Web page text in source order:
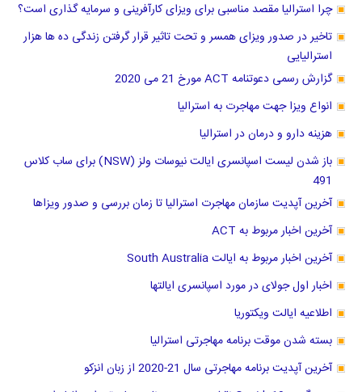
چرا استرالیا مقصد مناسبی برای ویزای کارآفرینی و سرمایه گذاری است؟
تاخیر در صدور ویزای همسر و تحت تاثیر قرار گرفتن زندگی ده ها هزار
استرالیایی
گزارش رسمی دعوتنامه ACT مورخ 21 می 2020
انواع ویزا جهت مهاجرت به استرالیا
هزینه دارو و درمان در استرالیا
باز شدن لیست اسپانسری ایالت نیوسات ولز (NSW) برای ساب کلاس
491
آخرین آپدیت سازمان مهاجرت استرالیا تا زمان بررسی و صدور ویزاها
آخرین اخبار مربوط به ACT
آخرین اخبار مربوط به ایالت South Australia
اخبار اول جولای در مورد اسپانسری ایالتها
اطلاعیه ایالت ویکتوریا
بسته شدن موقت برنامه مهاجرتی استرالیا
آخرین آپدیت برنامه مهاجرتی سال 21-2020 از زبان انزکو